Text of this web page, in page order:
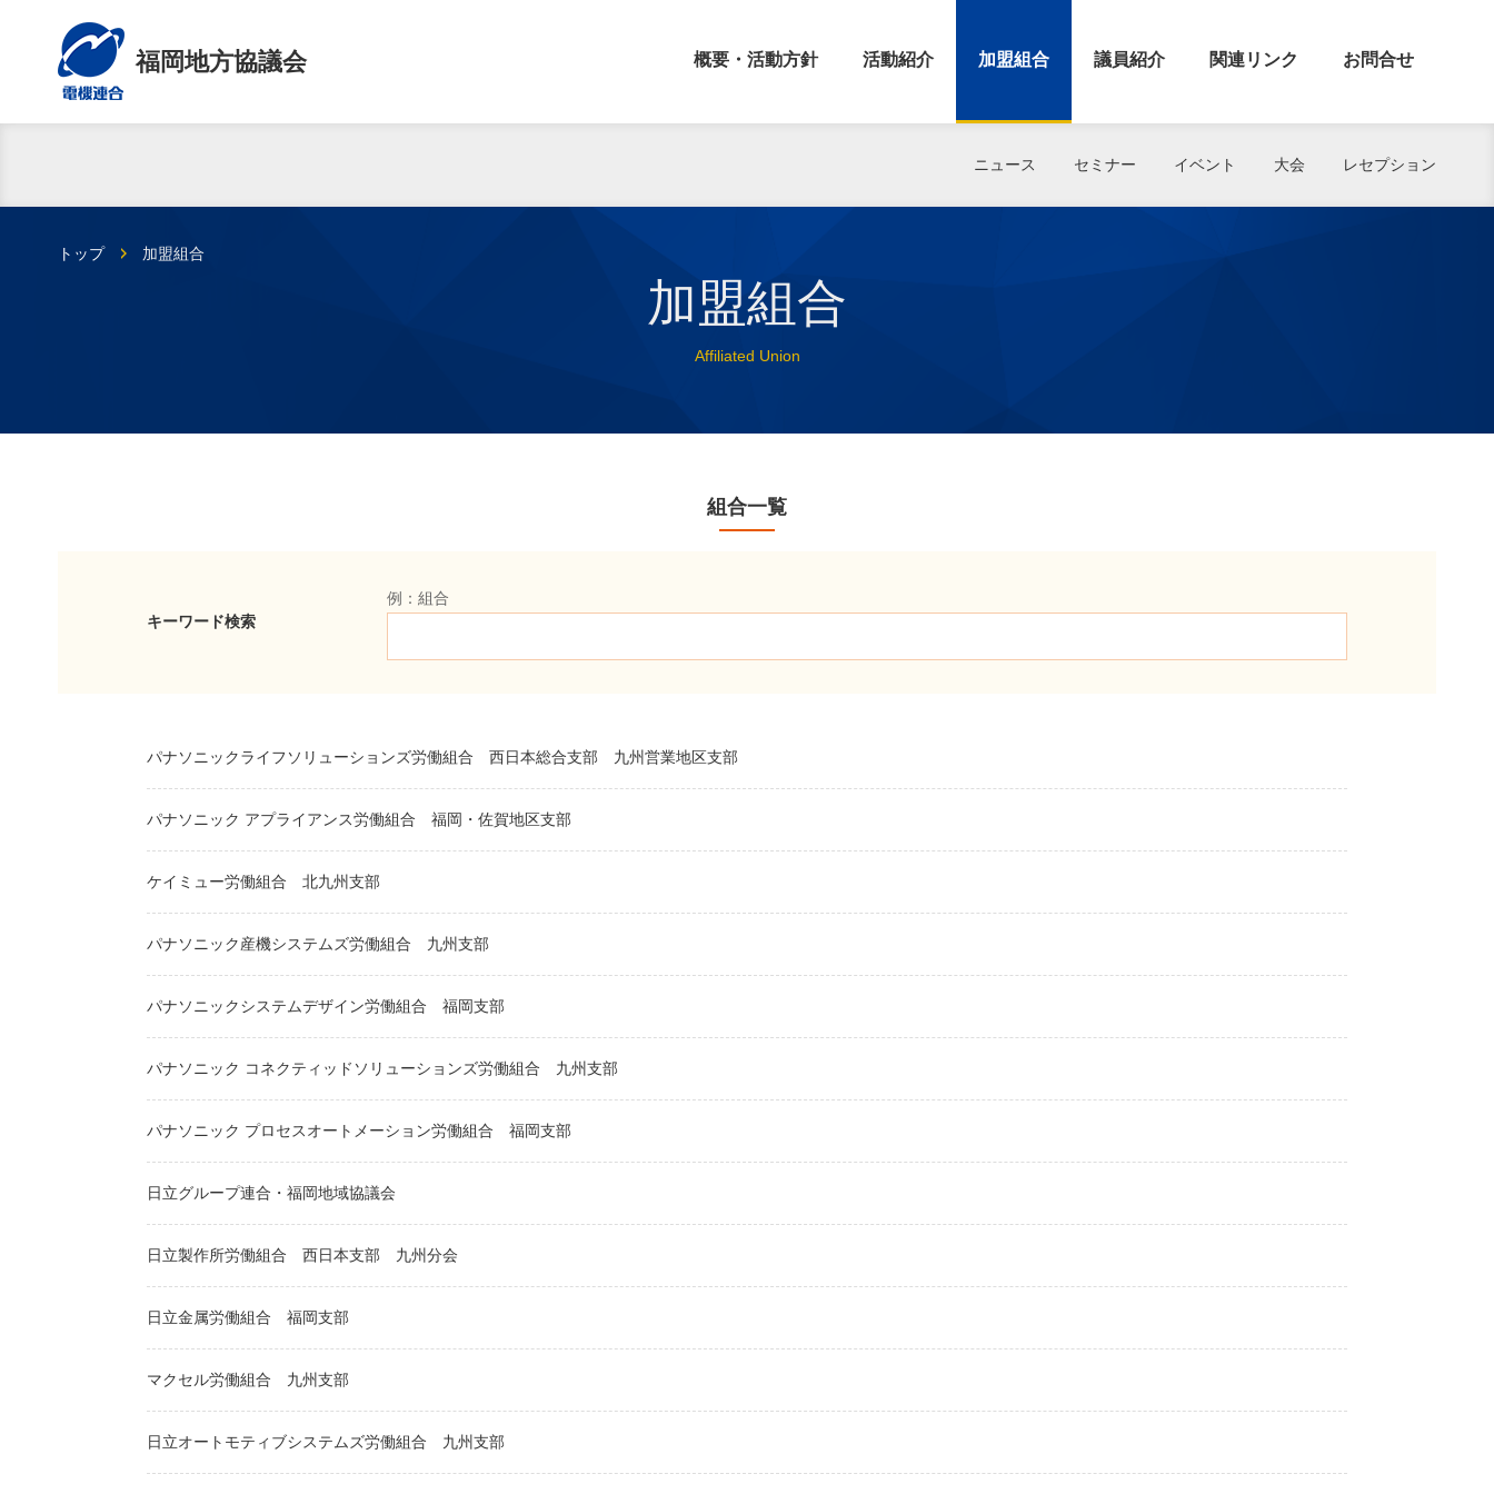
福岡地方協議会 概要・活動方針 活動紹介 加盟組合 議員紹介 関連リンク お問合せ
ニュース セミナー イベント 大会 レセプション
トップ 加盟組合
加盟組合
Affiliated Union
組合一覧
キーワード検索
例：組合
パナソニックライフソリューションズ労働組合 西日本総合支部 九州営業地区支部
パナソニック アプライアンス労働組合 福岡・佐賀地区支部
ケイミュー労働組合 北九州支部
パナソニック産機システムズ労働組合 九州支部
パナソニックシステムデザイン労働組合 福岡支部
パナソニック コネクティッドソリューションズ労働組合 九州支部
パナソニック プロセスオートメーション労働組合 福岡支部
日立グループ連合・福岡地域協議会
日立製作所労働組合 西日本支部 九州分会
日立金属労働組合 福岡支部
マクセル労働組合 九州支部
日立オートモティブシステムズ労働組合 九州支部